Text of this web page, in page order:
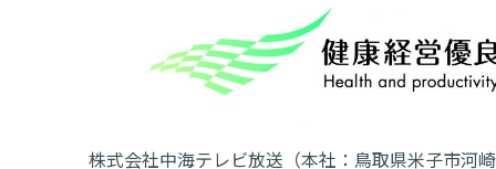
株式会社中海テレビ放送（本社：鳥取県米子市河